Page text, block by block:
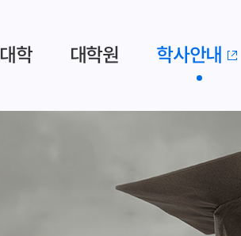
대학 대학원 학사안내